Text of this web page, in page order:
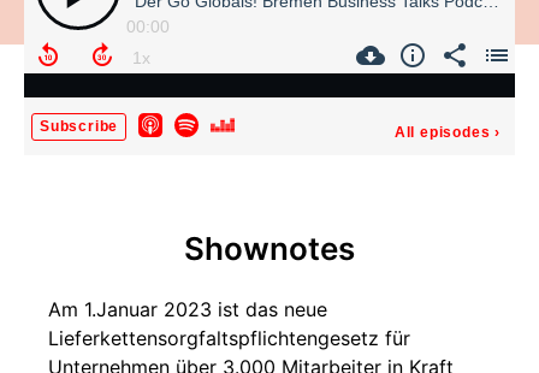
00:00
Subscribe All episodes ›
Shownotes
Am 1.Januar 2023 ist das neue
Lieferkettensorgfaltspflichtengesetz für
Unternehmen über 3.000 Mitarbeiter in Kraft